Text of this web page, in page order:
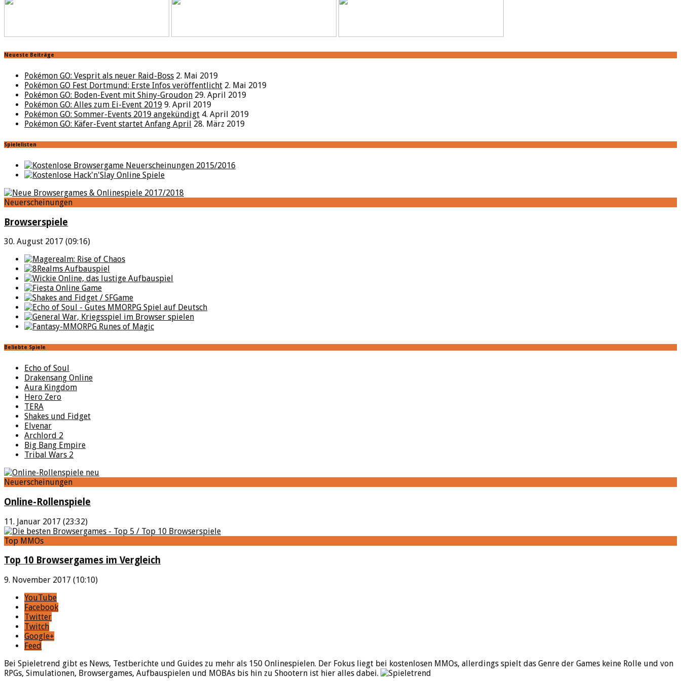
Neueste Beiträge
Pokémon GO: Vesprit als neuer Raid-Boss 2. Mai 2019
Pokémon GO Fest Dortmund: Erste Infos veröffentlicht 2. Mai 2019
Pokémon GO: Boden-Event mit Shiny-Groudon 29. April 2019
Pokémon GO: Alles zum Ei-Event 2019 9. April 2019
Pokémon GO: Sommer-Events 2019 angekündigt 4. April 2019
Pokémon GO: Käfer-Event startet Anfang April 28. März 2019
Spielelisten
Neuerscheinungen
Browserspiele
30. August 2017 (09:16)
Beliebte Spiele
Echo of Soul
Drakensang Online
Aura Kingdom
Hero Zero
TERA
Shakes und Fidget
Elvenar
Archlord 2
Big Bang Empire
Tribal Wars 2
Neuerscheinungen
Online-Rollenspiele
11. Januar 2017 (23:32)
Top MMOs
Top 10 Browsergames im Vergleich
9. November 2017 (10:10)
YouTube
Facebook
Twitter
Twitch
Google+
Feed
Bei Spieletrend gibt es News, Testberichte und Guides zu mehr als 150 Onlinespielen. Der Fokus liegt bei kostenlosen MMOs, allerdings spielt das Genre der Games keine Rolle und von
RPGs, Simulationen, Browsergames, Aufbauspielen und MOBAs bis hin zu Shootern ist hier alles dabei.